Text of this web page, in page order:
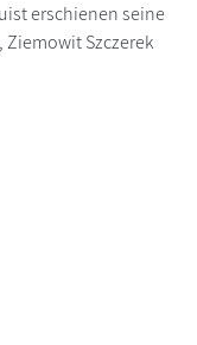
erschienen seine
Szczerek